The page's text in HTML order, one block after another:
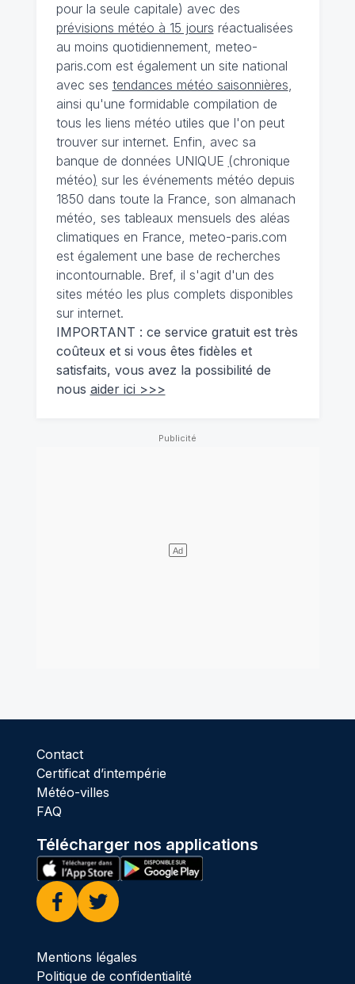
pour la seule capitale) avec des
prévisions météo à 15 jours réactualisées
au moins quotidiennement, meteo-
paris.com est également un site national
avec ses tendances météo saisonnières,
ainsi qu'une formidable compilation de
tous les liens météo utiles que l'on peut
trouver sur internet. Enfin, avec sa
banque de données UNIQUE (chronique
météo) sur les événements météo depuis
1850 dans toute la France, son almanach
météo, ses tableaux mensuels des aléas
climatiques en France, meteo-paris.com
est également une base de recherches
incontournable. Bref, il s'agit d'un des
sites météo les plus complets disponibles
sur internet.
IMPORTANT : ce service gratuit est très
coûteux et si vous êtes fidèles et
satisfaits, vous avez la possibilité de
nous aider ici >>>
Contact
Certificat d’intempérie
Météo-villes
FAQ
Télécharger nos applications
Facebook
Twitter
Mentions légales
Politique de confidentialité